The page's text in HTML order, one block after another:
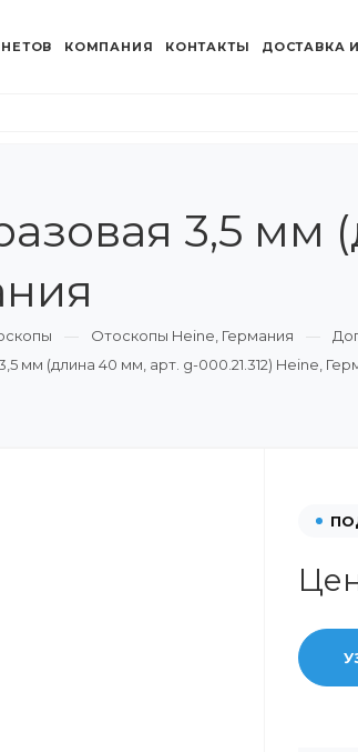
КОМПАНИЯ КОНТАКТЫ ДОСТАВКА
3,5 мм
Отоскопы Heine, Германия
мм (длина 40 мм, арт. g-000.21.312) Heine,